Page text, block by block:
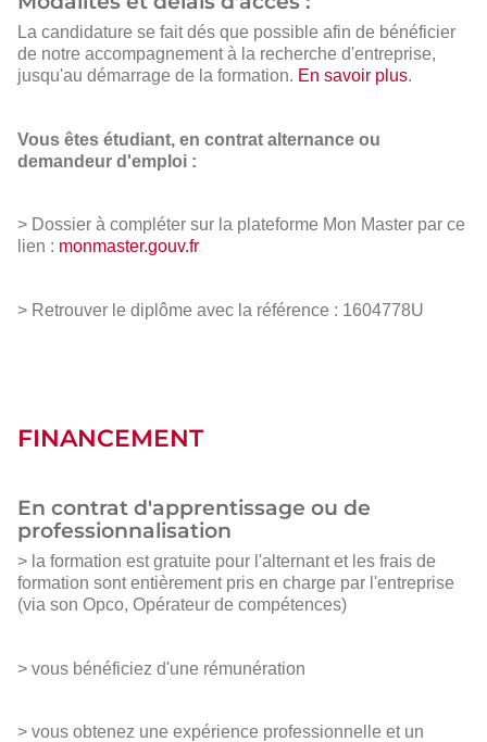
La candidature se fait dés que possible afin de bénéficier
de notre accompagnement à la recherche d'entreprise,
jusqu'au démarrage de la formation. En savoir plus.
Vous êtes étudiant, en contrat alternance ou
demandeur d'emploi :
> Dossier à compléter sur la plateforme Mon Master par ce
lien : monmaster.gouv.fr
> Retrouver le diplôme avec la référence : 1604778U
FINANCEMENT
En contrat d'apprentissage ou de
professionnalisation
> la formation est gratuite pour l'alternant et les frais de
formation sont entièrement pris en charge par l'entreprise
(via son Opco, Opérateur de compétences)
> vous bénéficiez d'une rémunération
> vous obtenez une expérience professionnelle et un